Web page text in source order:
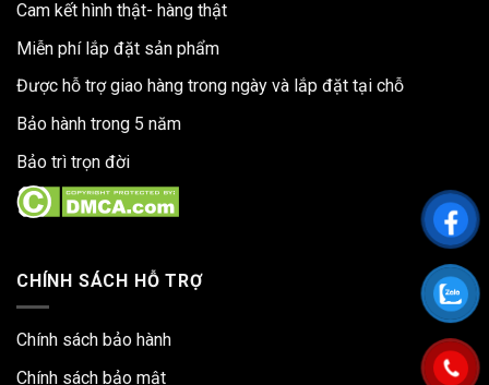
Cam kết hình thật- hàng thật
Miễn phí lắp đặt sản phẩm
Được hỗ trợ giao hàng trong ngày và lắp đặt tại chỗ
Bảo hành trong 5 năm
Bảo trì trọn đời
CHÍNH SÁCH HỖ TRỢ
Chính sách bảo hành
Chính sách bảo mật